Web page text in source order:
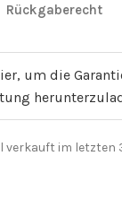
Rückgaberecht
um die
verkauft im letzten